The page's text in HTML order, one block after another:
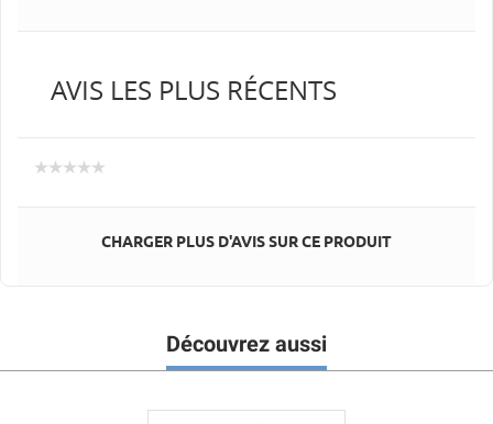
AVIS LES PLUS RÉCENTS
CHARGER PLUS D'AVIS SUR CE PRODUIT
Découvrez aussi